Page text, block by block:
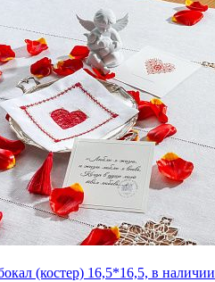
(костер) 16,5*16,5, в наличии